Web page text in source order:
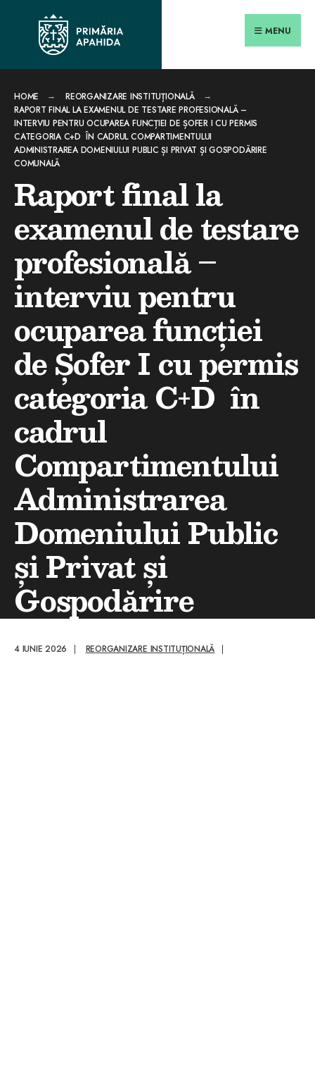
content
MENU
HOME
REORGANIZARE INSTITUȚIONALĂ
RAPORT FINAL LA EXAMENUL DE TESTARE PROFESIONALĂ –
INTERVIU PENTRU OCUPAREA FUNCȚIEI DE ȘOFER I CU PERMIS
CATEGORIA C+D ÎN CADRUL COMPARTIMENTULUI
ADMINISTRAREA DOMENIULUI PUBLIC ȘI PRIVAT ȘI GOSPODĂRIRE
COMUNALĂ
Raport final la
examenul de testare
profesională –
interviu pentru
ocuparea funcției
de Șofer I cu permis
categoria C+D în
cadrul
Compartimentului
Administrarea
Domeniului Public
și Privat și
Gospodărire
Comunală
4 IUNIE 2026 | REORGANIZARE INSTITUȚIONALĂ |
for:
Close